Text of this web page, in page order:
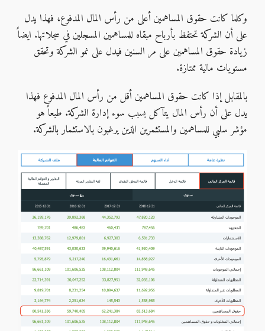
وكلما كانت حقوق المساهمين أعلى من رأس المال المدفوع، فهذا يدل
على أن الشركة تحتفظ بأرباح مبقاه للمساهمين المسجلين في سجلاتها. ايضاً
زيادة حقوق المساهمين على مر السنين فيدل على نمو الشركة وتحقق
مستويات مالية ممتازة.
بالمقابل إذا كانت حقوق المساهمين أقل من رأس المال المدفوع فهذا
يدل على أن رأس المال يتآكل بسبب سوء إدارة الشركة. طبعاً هو
مؤشر سلبي للمساهمين والمستثمرين الذين يرغبون بالاستثمار بالشركة.